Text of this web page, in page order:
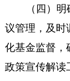
（四）
议管理，及时
化基金监督，
政策宣传解读